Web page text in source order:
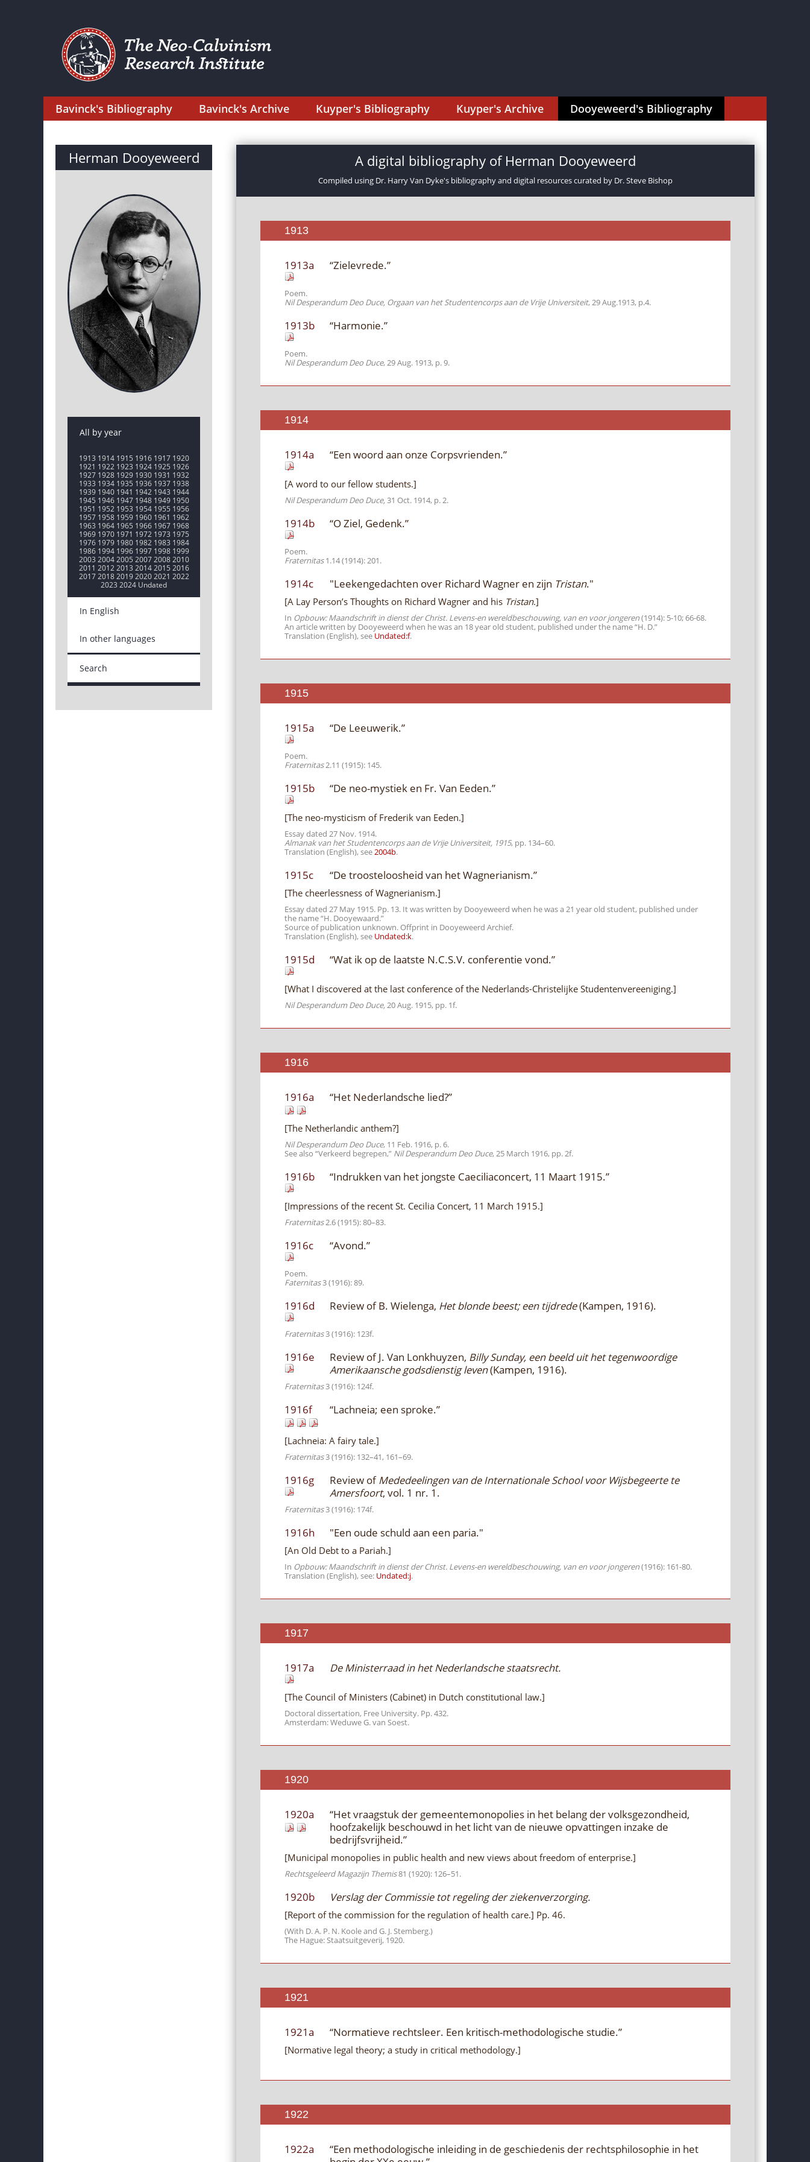
Bavinck's Bibliography Bavinck's Archive Kuyper's Bibliography Kuyper's Archive Dooyeweerd's Bibliography
Herman Dooyeweerd
All by year
1913 1914 1915 1916 1917 1920
1921 1922 1923 1924 1925 1926
1927 1928 1929 1930 1931 1932
1933 1934 1935 1936 1937 1938
1939 1940 1941 1942 1943 1944
1945 1946 1947 1948 1949 1950
1951 1952 1953 1954 1955 1956
1957 1958 1959 1960 1961 1962
1963 1964 1965 1966 1967 1968
1969 1970 1971 1972 1973 1975
1976 1979 1980 1982 1983 1984
1986 1994 1996 1997 1998 1999
2003 2004 2005 2007 2008 2010
2011 2012 2013 2014 2015 2016
2017 2018 2019 2020 2021 2022
2023 2024 Undated
In English
In other languages
Search
A digital bibliography of Herman Dooyeweerd
Compiled using Dr. Harry Van Dyke's bibliography and digital resources curated by Dr. Steve Bishop
1913
1913a “Zielevrede.”
Poem.
Nil Desperandum Deo Duce, Orgaan van het Studentencorps aan de Vrije Universiteit, 29 Aug.1913, p.4.
1913b “Harmonie.”
Poem.
Nil Desperandum Deo Duce, 29 Aug. 1913, p. 9.
1914
1914a “Een woord aan onze Corpsvrienden.”
[A word to our fellow students.]
Nil Desperandum Deo Duce,31 Oct. 1914, p. 2.
1914b “O Ziel, Gedenk.”
Poem.
Fraternitas1.14 (1914): 201.
1914c "Leekengedachten over Richard Wagner en zijn Tristan."
[A Lay Person’s Thoughts on Richard Wagner and his Tristan.]
In Opbouw: Maandschrift in dienst der Christ. Levens-en wereldbeschouwing, van en voor jongeren(1914): 5-10; 66-68.
An article written by Dooyeweerd when he was an 18 year old student, published under the name “H. D.”
Translation (English), see Undated:f.
1915
1915a “De Leeuwerik.”
Poem.
Fraternitas2.11 (1915): 145.
1915b “De neo-mystiek en Fr. Van Eeden.”
[The neo-mysticism of Frederik van Eeden.]
Essay dated 27 Nov. 1914.
Almanak van het Studentencorps aan de Vrije Universiteit, 1915, pp. 134–60.
Translation (English), see2004b.
1915c “De troosteloosheid van het Wagnerianism.”
[The cheerlessness of Wagnerianism.]
Essay dated 27 May 1915. Pp. 13. It was written by Dooyeweerd when he was a 21 year old student, published under
the name “H. Dooyewaard.”
Source of publication unknown. Offprint in Dooyeweerd Archief.
Translation (English), see Undated:k.
1915d “Wat ik op de laatste N.C.S.V. conferentie vond.”
[What I discovered at the last conference of the Nederlands-Christelijke Studentenvereeniging.]
Nil Desperandum Deo Duce,20 Aug. 1915, pp. 1f.
1916
1916a “Het Nederlandsche lied?”
[The Netherlandic anthem?]
Nil Desperandum Deo Duce, 11 Feb. 1916, p. 6.
See also “Verkeerd begrepen,” Nil Desperandum Deo Duce, 25 March 1916, pp. 2f.
1916b “Indrukken van het jongste Caeciliaconcert, 11 Maart 1915.”
[Impressions of the recent St. Cecilia Concert, 11 March 1915.]
Fraternitas2.6 (1915): 80–83.
1916c “Avond.”
Poem.
Faternitas3 (1916): 89.
1916d Review of B. Wielenga, Het blonde beest; een tijdrede(Kampen, 1916).
Fraternitas3 (1916): 123f.
1916e Review of J. Van Lonkhuyzen, Billy Sunday, een beeld uit het tegenwoordige
Amerikaansche godsdienstig leven(Kampen, 1916).
Fraternitas3 (1916): 124f.
1916f “Lachneia; een sproke.”
[Lachneia: A fairy tale.]
Fraternitas3 (1916): 132–41, 161–69.
1916g Review ofMededeelingen van de Internationale School voor Wijsbegeerte te
Amersfoort, vol. 1 nr. 1.
Fraternitas3 (1916): 174f.
1916h "Een oude schuld aan een paria."
[An Old Debt to a Pariah.]
In Opbouw: Maandschrift in dienst der Christ. Levens-en wereldbeschouwing, van en voor jongeren(1916): 161-80.
Translation (English), see: Undated:j.
1917
1917a De Ministerraad in het Nederlandsche staatsrecht.
[The Council of Ministers (Cabinet) in Dutch constitutional law.]
Doctoral dissertation, Free University. Pp. 432.
Amsterdam: Weduwe G. van Soest.
1920
1920a
“Het vraagstuk der gemeentemonopolies in het belang der volksgezondheid,
hoofzakelijk beschouwd in het licht van de nieuwe opvattingen inzake de
bedrijfsvrijheid.”
[Municipal monopolies in public health and new views about freedom of enterprise.]
Rechtsgeleerd Magazijn Themis81 (1920): 126–51.
1920b Verslag der Commissie tot regeling der ziekenverzorging.
[Report of the commission for the regulation of health care.] Pp. 46.
(With D. A. P. N. Koole and G. J. Stemberg.)
The Hague: Staatsuitgeverij, 1920.
1921
1921a “Normatieve rechtsleer. Een kritisch-methodologische studie.”
[Normative legal theory; a study in critical methodology.]
1922
1922a
“Een methodologische inleiding in de geschiedenis der rechtsphilosophie in het